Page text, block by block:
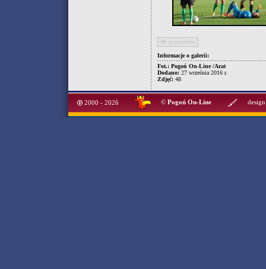
poprzednie
Informacje o galerii:
Fot.: Pogoń On-Line /Arat
Dodano: 27 września 2016 r.
Zdjęć: 48
2000 - 2026 © Pogoń On-Line